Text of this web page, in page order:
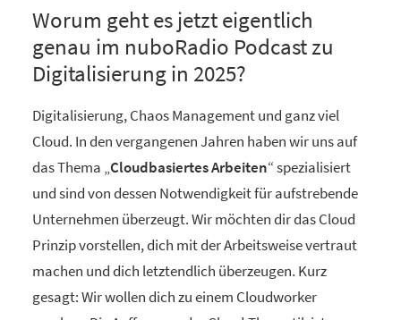
Worum geht es jetzt eigentlich
genau im nuboRadio Podcast zu
Digitalisierung in 2025?
Digitalisierung, Chaos Management und ganz viel
Cloud. In den vergangenen Jahren haben wir uns auf
das Thema „Cloudbasiertes Arbeiten“ spezialisiert
und sind von dessen Notwendigkeit für aufstrebende
Unternehmen überzeugt. Wir möchten dir das Cloud
Prinzip vorstellen, dich mit der Arbeitsweise vertraut
machen und dich letztendlich überzeugen. Kurz
gesagt: Wir wollen dich zu einem Cloudworker